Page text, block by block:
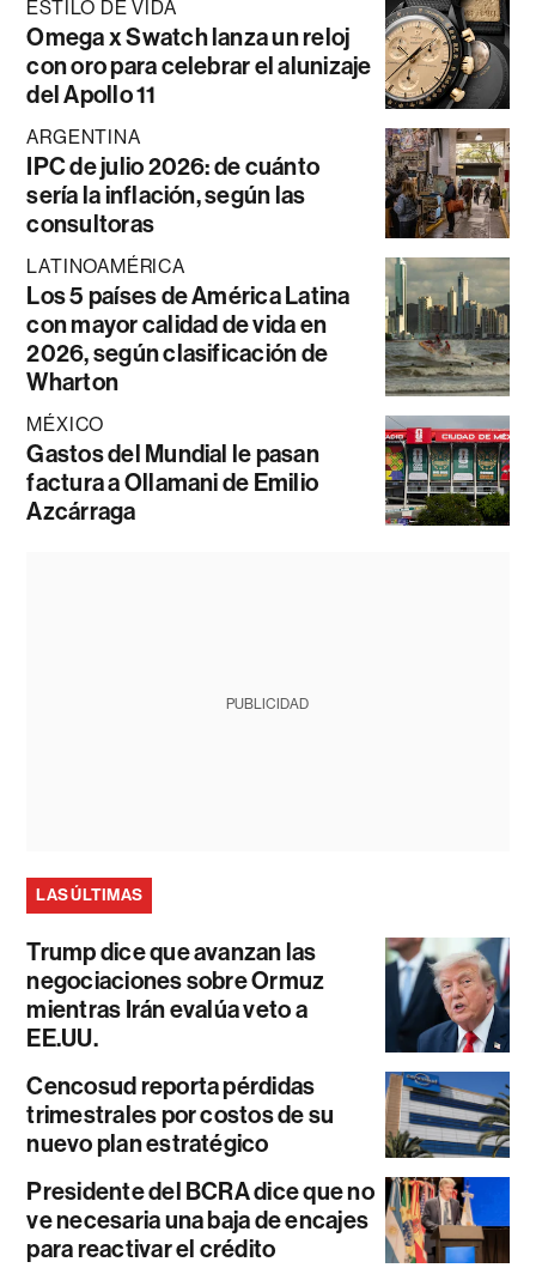
ESTILO DE VIDA
Omega x Swatch lanza un reloj
con oro para celebrar el alunizaje
del Apollo 11
ARGENTINA
IPC de julio 2026: de cuánto
sería la inflación, según las
consultoras
LATINOAMÉRICA
Los 5 países de América Latina
con mayor calidad de vida en
2026, según clasificación de
Wharton
MÉXICO
Gastos del Mundial le pasan
factura a Ollamani de Emilio
Azcárraga
PUBLICIDAD
LAS ÚLTIMAS
Trump dice que avanzan las
negociaciones sobre Ormuz
mientras Irán evalúa veto a
EE.UU.
Cencosud reporta pérdidas
trimestrales por costos de su
nuevo plan estratégico
Presidente del BCRA dice que no
ve necesaria una baja de encajes
para reactivar el crédito